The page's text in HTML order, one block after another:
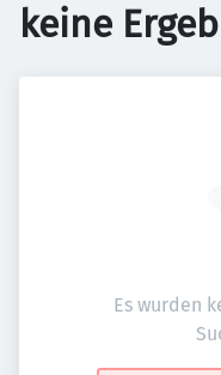
keine
Es wurden